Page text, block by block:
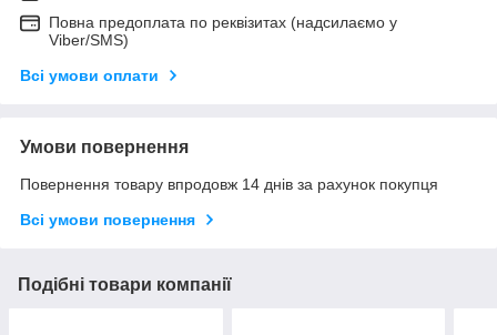
Повна предоплата по реквізитах (надсилаємо у
Viber/SMS)
Всі умови оплати
Умови повернення
Повернення товару впродовж 14 днів за рахунок покупця
Всі умови повернення
Подібні товари компанії